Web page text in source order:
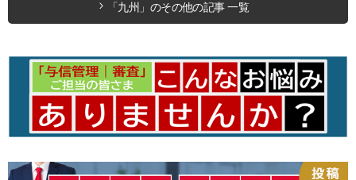
「九州」のその他の記事 一覧